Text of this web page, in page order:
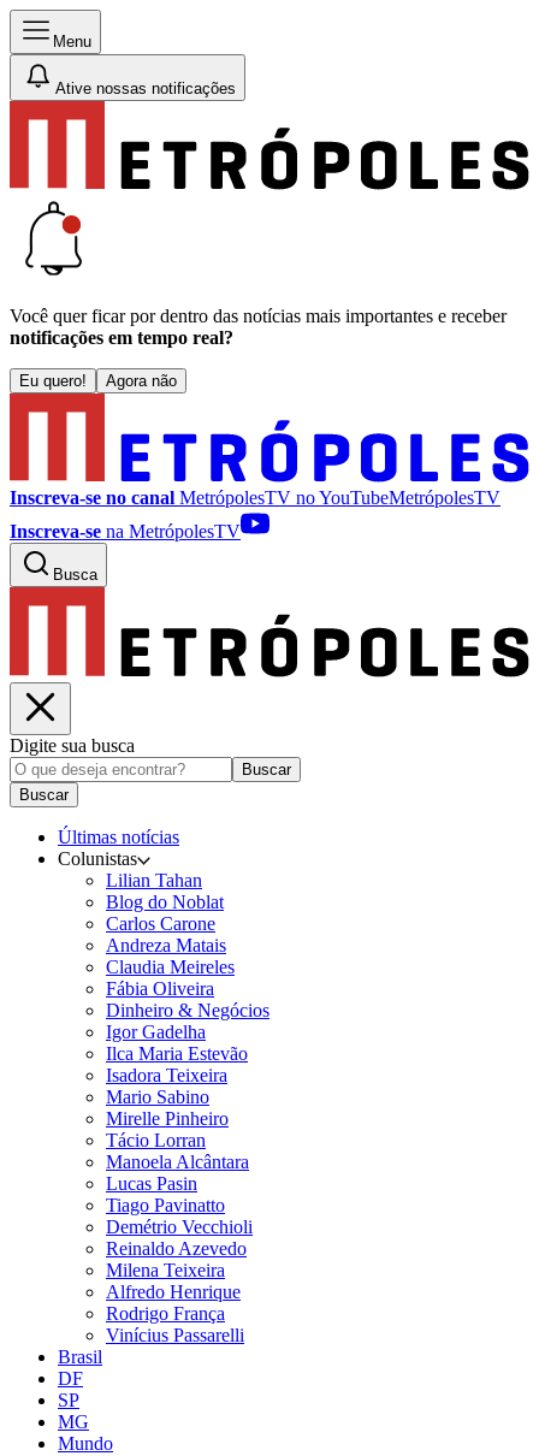
Menu
Ative nossas notificações
Você quer ficar por dentro das notícias mais importantes e receber
notificações em tempo real?
Eu quero! Agora não
Inscreva-se no canal MetrópolesTV noYouTubeMetrópolesTV
Inscreva-se na MetrópolesTV
Busca
Digite sua busca
Buscar
Buscar
Últimas notícias
Colunistas
Lilian Tahan
Blog do Noblat
Carlos Carone
Andreza Matais
Claudia Meireles
Fábia Oliveira
Dinheiro & Negócios
Igor Gadelha
Ilca Maria Estevão
Isadora Teixeira
Mario Sabino
Mirelle Pinheiro
Tácio Lorran
Manoela Alcântara
Lucas Pasin
Tiago Pavinatto
Demétrio Vecchioli
Reinaldo Azevedo
Milena Teixeira
Alfredo Henrique
Rodrigo França
Vinícius Passarelli
Brasil
DF
SP
MG
Mundo